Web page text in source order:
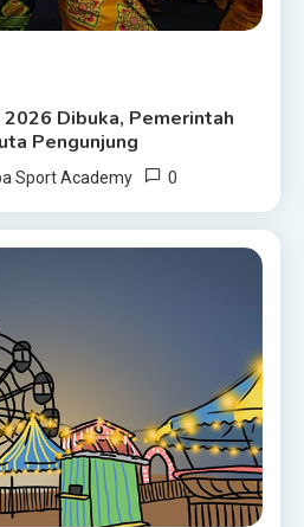
Dibuka, Pemerintah
Pengunjung
Sport Academy 0